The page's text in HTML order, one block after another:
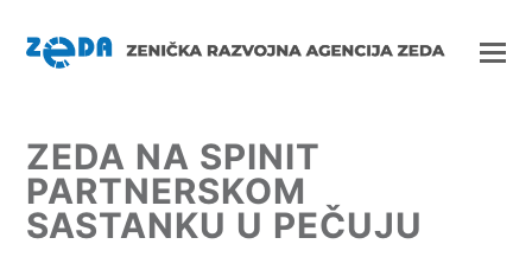
ZEDA NA SPINIT
PARTNERSKOM
SASTANKU U PEČUJU